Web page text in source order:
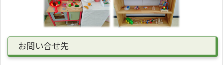
お問い合せ先